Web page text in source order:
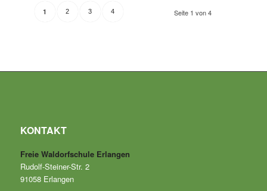
Seite 1 von 4
1 2 3 4
KONTAKT
Freie Waldorfschule Erlangen
Rudolf-Steiner-Str. 2
91058 Erlangen